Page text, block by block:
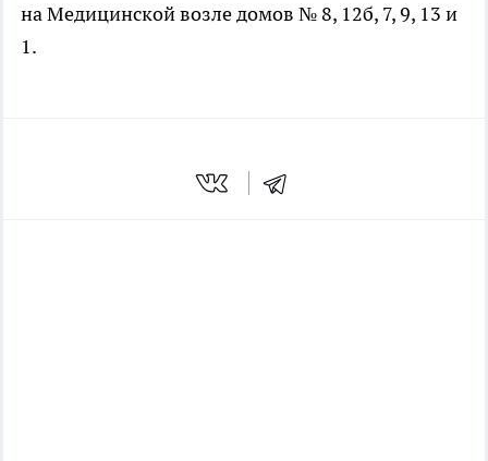
на Медицинской возле домов № 8, 12б, 7, 9, 13 и
1.